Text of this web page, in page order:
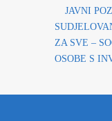
JAVNI
ZA SVE –
OSOBE S